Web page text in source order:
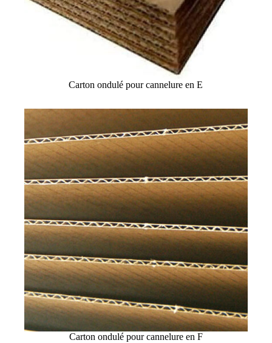
Carton ondulé pour cannelure en E
Carton ondulé pour cannelure en F